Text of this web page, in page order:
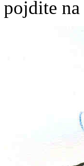
pojdite na